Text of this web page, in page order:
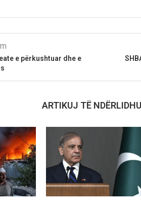
e përkushtuar dhe e
ARTIKUJ TË